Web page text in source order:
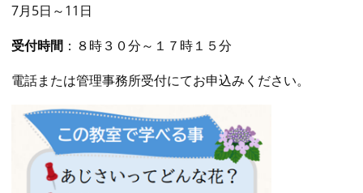
7月5日～11日
受付時間 ：８時３０分～１７時１５分
電話または管理事務所受付にてお申込みください。